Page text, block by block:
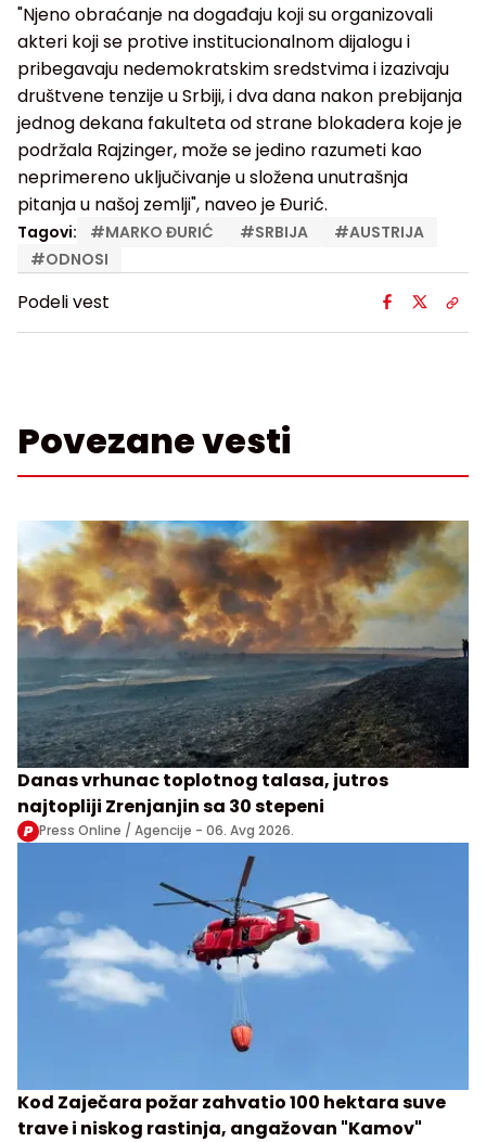
"Njeno obraćanje na događaju koji su organizovali
akteri koji se protive institucionalnom dijalogu i
pribegavaju nedemokratskim sredstvima i izazivaju
društvene tenzije u Srbiji, i dva dana nakon prebijanja
jednog dekana fakulteta od strane blokadera koje je
podržala Rajzinger, može se jedino razumeti kao
neprimereno uključivanje u složena unutrašnja
pitanja u našoj zemlji", naveo je Đurić.
Tagovi: #MARKO ĐURIĆ #SRBIJA #AUSTRIJA
#ODNOSI
Podeli vest
Povezane vesti
Danas vrhunac toplotnog talasa, jutros
najtopliji Zrenjanjin sa 30 stepeni
Press Online / Agencije - 06. Avg 2026.
Kod Zaječara požar zahvatio 100 hektara suve
trave i niskog rastinja, angažovan "Kamov"